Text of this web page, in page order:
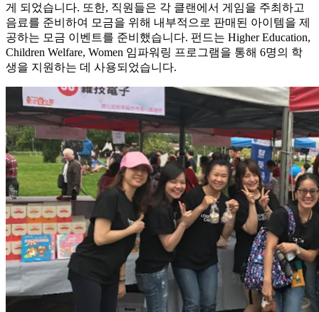
게 되었습니다. 또한, 직원들은 각 클랜에서 게임을 주최하고
음료를 준비하여 모금을 위해 내부적으로 판매된 아이템을 제
공하는 모금 이벤트를 준비했습니다. 펀드는 Higher Education,
Children Welfare, Women 임파워링 프로그램을 통해 6명의 학
생을 지원하는 데 사용되었습니다.